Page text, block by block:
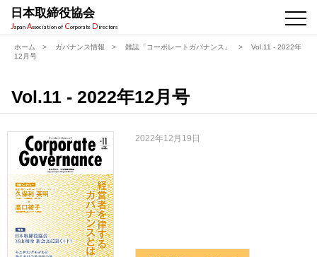
日本取締役協会
Japan Association of Corporate D irectors
ホーム > ガバナンス情報 > 雑誌「コーポレートガバナンス」 >
Vol.11 - 2022年
12月号
Vol.11 - 2022年12月号
2022年12月19日